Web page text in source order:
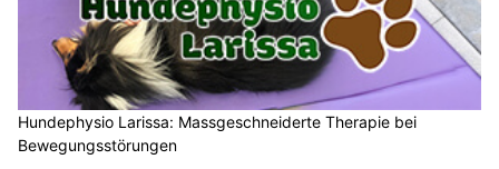
Hundephysio Larissa: Massgeschneiderte Therapie bei
Bewegungsstörungen